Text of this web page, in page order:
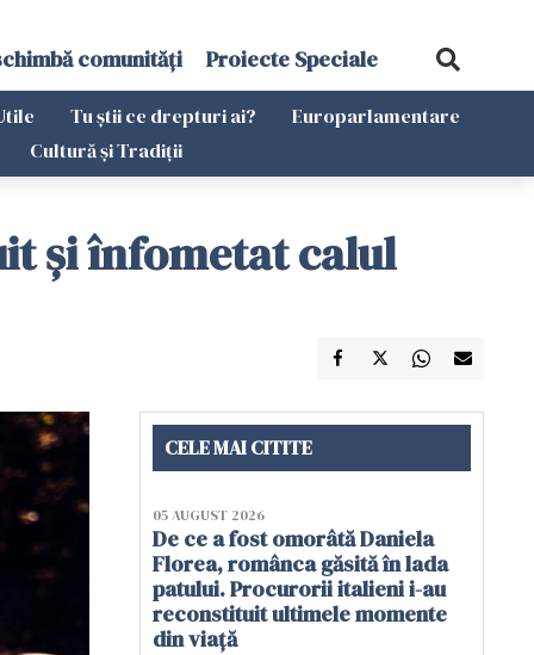
comunități Proiecte Speciale
Tu știi ce drepturi ai?
Europarlamentare
Cultură și Tradiții
și înfometat calul
CELE MAI CITITE
05 AUGUST 2026
De ce a fost omorâtă Daniela
Florea, românca găsită în lada
patului. Procurorii italieni i-au
reconstituit ultimele momente
din viață